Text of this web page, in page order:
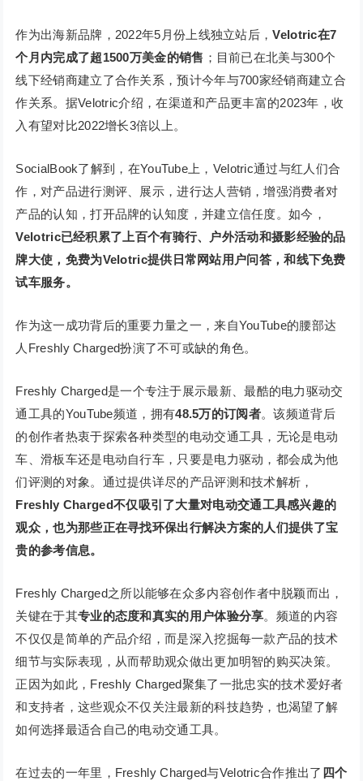
作为出海新品牌，2022年5月份上线独立站后，Velotric在7
个月内完成了超1500万美金的销售 ；目前已在北美与300个
线下经销商建立了合作关系，预计今年与700家经销商建立合
作关系。据Velotric介绍，在渠道和产品更丰富的2023年，收
入有望对比2022增长3倍以上。
SocialBook了解到，在YouTube上，Velotric通过与红人们合
作，对产品进行测评、展示，进行达人营销，增强消费者对
产品的认知，打开品牌的认知度，并建立信任度。如今，
Velotric已经积累了上百个有骑行、户外活动和摄影经验的品
牌大使，免费为Velotric提供日常网站用户问答，和线下免费
试车服务。
作为这一成功背后的重要力量之一，来自YouTube的腰部达
人Freshly Charged扮演了不可或缺的角色。
Freshly Charged是一个专注于展示最新、最酷的电力驱动交
通工具的YouTube频道，拥有48.5万的订阅者。该频道背后
的创作者热衷于探索各种类型的电动交通工具，无论是电动
车、滑板车还是电动自行车，只要是电力驱动，都会成为他
们评测的对象。通过提供详尽的产品评测和技术解析，
Freshly Charged不仅吸引了大量对电动交通工具感兴趣的
观众，也为那些正在寻找环保出行解决方案的人们提供了宝
贵的参考信息。
Freshly Charged之所以能够在众多内容创作者中脱颖而出，
关键在于其专业的态度和真实的用户体验分享。频道的内容
不仅仅是简单的产品介绍，而是深入挖掘每一款产品的技术
细节与实际表现，从而帮助观众做出更加明智的购买决策。
正因为如此，Freshly Charged聚集了一批忠实的技术爱好者
和支持者，这些观众不仅关注最新的科技趋势，也渴望了解
如何选择最适合自己的电动交通工具。
在过去的一年里，Freshly Charged与Velotric合作推出了 四个